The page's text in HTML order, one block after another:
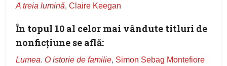
A treia lumină,Claire Keegan
În topul 10 al celor mai vândute titluri de
nonficțiune se află:
Lumea. O istorie de familie, Simon Sebag Montefiore